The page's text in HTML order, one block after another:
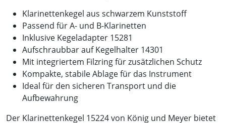
Klarinettenkegel aus schwarzem Kunststoff
Passend für A- und B-Klarinetten
Inklusive Kegeladapter 15281
Aufschraubbar auf Kegelhalter 14301
Mit integriertem Filzring für zusätzlichen Schutz
Kompakte, stabile Ablage für das Instrument
Ideal für den sicheren Transport und die
Aufbewahrung
Der Klarinettenkegel 15224 von König und Meyer bietet